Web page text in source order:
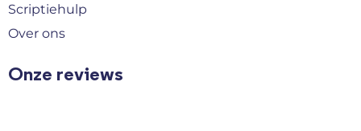
Scriptiehulp
Over ons
Onze reviews